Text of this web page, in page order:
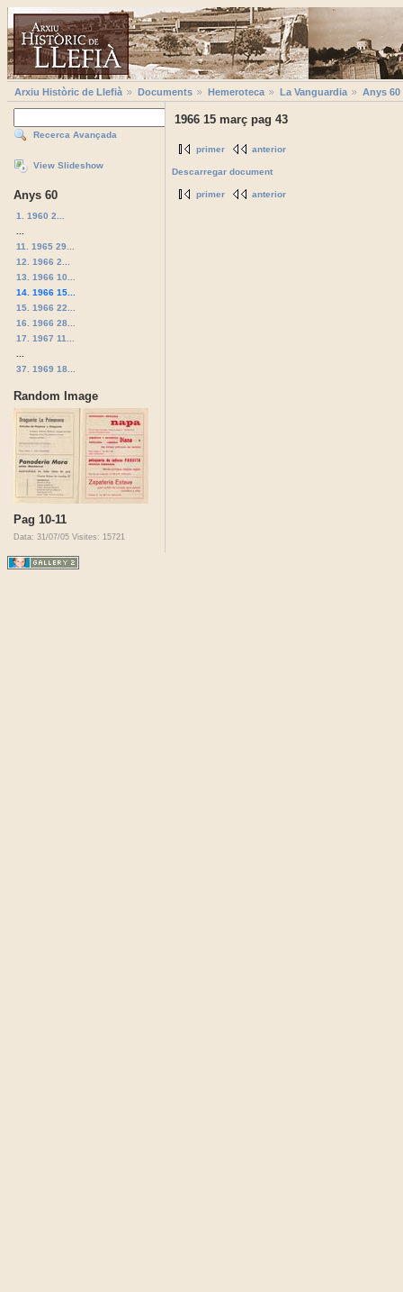
Arxiu Històric de Llefià Documents Hemeroteca La Vanguardia Anys 60
Recerca Avançada
View Slideshow
Anys 60
1. 1960 2...
11. 1965 29...
12. 1966 2...
13. 1966 10...
14. 1966 15...
15. 1966 22...
16. 1966 28...
17. 1967 11...
37. 1969 18...
Random Image
Pag 10-11
Data: 31/07/05 Visites: 15721
1966 15 març pag 43
primer anterior
Descarregar document
primer anterior